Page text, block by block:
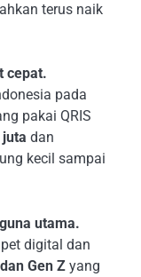
terus naik
cepat.
pada
pakai QRIS
dan
kecil sampai
utama.
digital dan
Gen Z yang